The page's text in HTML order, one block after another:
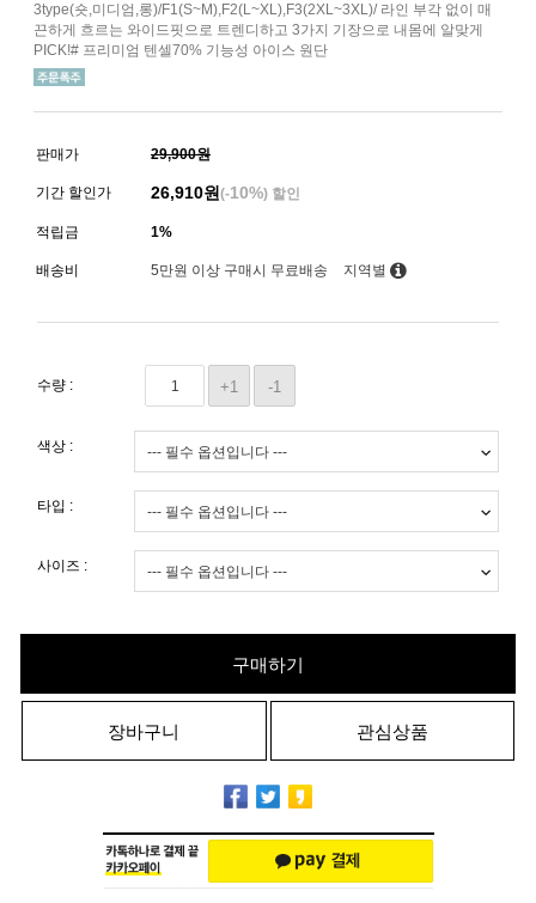
3type(숏,미디엄,롱)/F1(S~M),F2(L~XL),F3(2XL~3XL)/ 라인 부각 없이 매
끈하게 흐르는 와이드핏으로 트렌디하고 3가지 기장으로 내몸에 알맞게
PICK!# 프리미엄 텐셀70% 기능성 아이스 원단
판매가 29,900원
기간 할인가 26,910원 (-10%) 할인
적립금 1%
배송비 5만원 이상 구매시 무료배송 지역별
수량 : +1 -1
색상 :
타입 :
사이즈 :
구매하기
장바구니 관심상품